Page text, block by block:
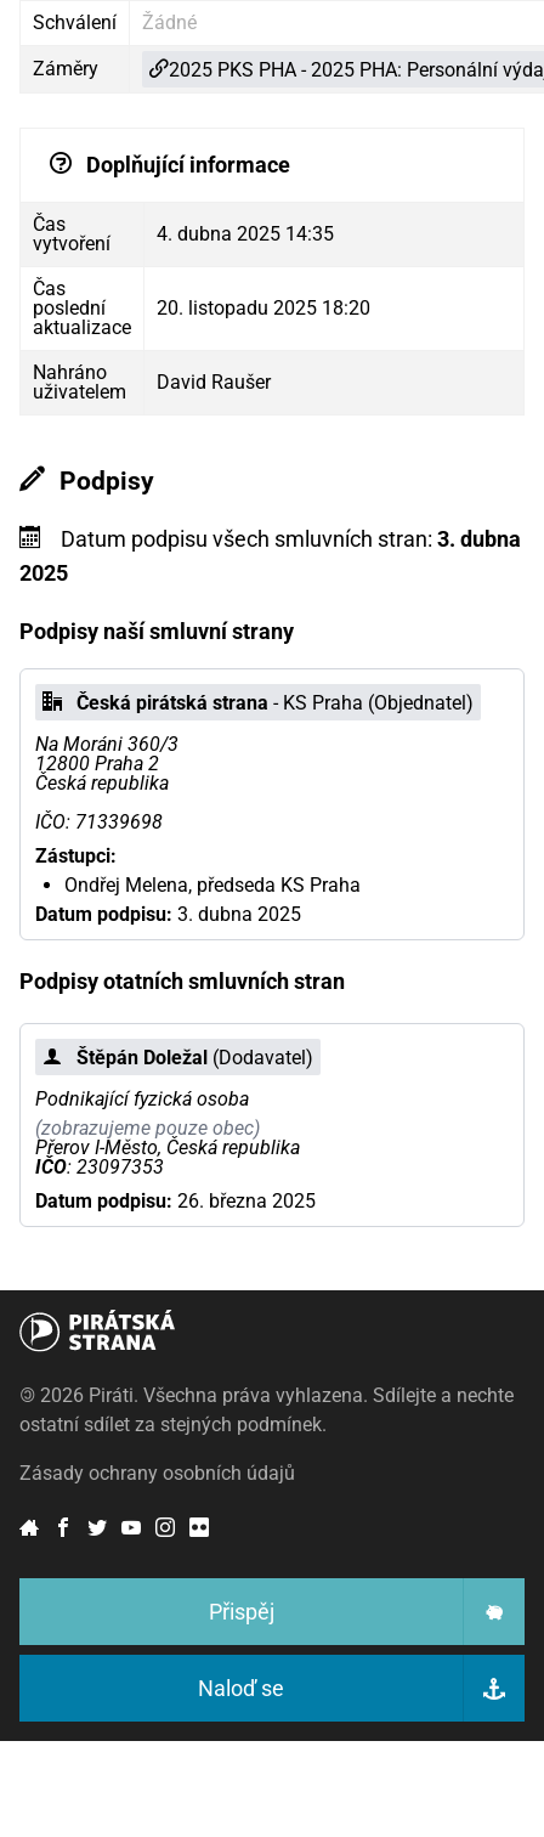
Schválení
Žádné
Záměry
2025 PKS PHA - 2025 PHA: Personální
Doplňující informace
Čas
vytvoření
4. dubna 2025 14:35
Čas
poslední
aktualizace
20. listopadu 2025 18:20
Nahráno
uživatelem
David Raušer
Podpisy
Datum podpisu všech smluvních stran: 3. dubna
2025
Podpisy naší smluvní strany
Česká pirátská strana - KS Praha (Objednatel)
Na Moráni 360/3
12800 Praha 2
Česká republika
IČO: 71339698
Zástupci:
Ondřej Melena, předseda KS Praha
Datum podpisu: 3. dubna 2025
Podpisy otatních smluvních stran
Štěpán Doležal (Dodavatel)
Podnikající fyzická osoba
(zobrazujeme pouze obec)
Přerov I-Město, Česká republika
IČO: 23097353
Datum podpisu: 26. března 2025
© 2026 Piráti. Všechna práva vyhlazena. Sdílejte a nechte
ostatní sdílet za stejných podmínek.
Zásady ochrany osobních údajů
Přispěj
Naloď se